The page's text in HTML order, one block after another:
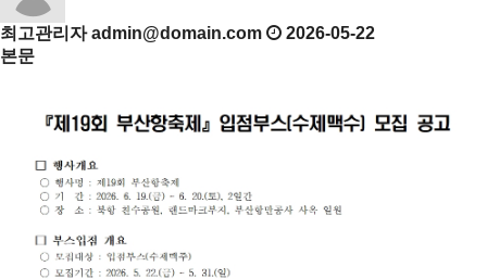
최고관리자 admin@domain.com
2026-05-22
본문